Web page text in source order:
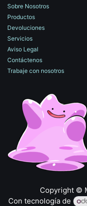
Sobre Nosotros
Productos
Devoluciones
Servicios
Aviso Legal
Contáctenos
Trabaje con nosotros
​Copyright ©
Con tecnología de